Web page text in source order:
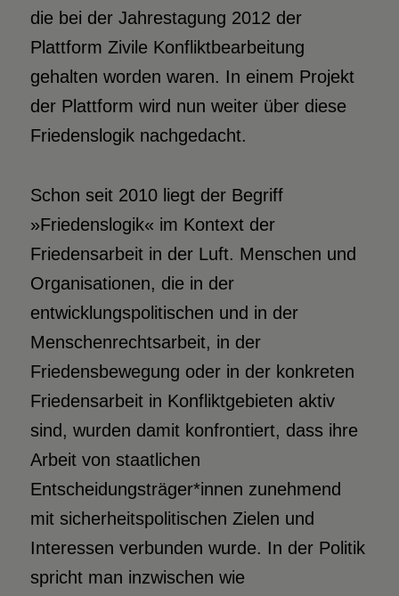
die bei der Jahrestagung 2012 der
Plattform Zivile Konfliktbearbeitung
gehalten worden waren. In einem Projekt
der Plattform wird nun weiter über diese
Friedenslogik nachgedacht.
Schon seit 2010 liegt der Begriff
»Friedenslogik« im Kontext der
Friedensarbeit in der Luft. Menschen und
Organisationen, die in der
entwicklungspolitischen und in der
Menschenrechtsarbeit, in der
Friedensbewegung oder in der konkreten
Friedensarbeit in Konfliktgebieten aktiv
sind, wurden damit konfrontiert, dass ihre
Arbeit von staatlichen
Entscheidungsträger*innen zunehmend
mit sicherheitspolitischen Zielen und
Interessen verbunden wurde. In der Politik
spricht man inzwischen wie